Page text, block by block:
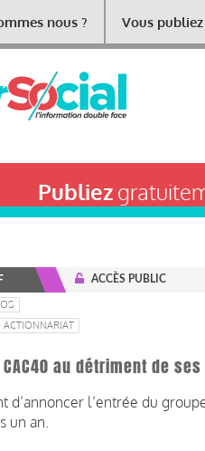
nous ? Vous publiez
Publiez
ACCÈS PUBLIC
ACTIONNARIAT
au détriment de
d’annoncer l’entrée du
un an.